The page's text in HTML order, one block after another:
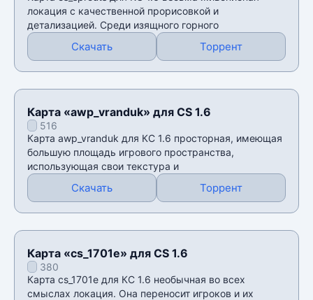
локация с качественной прорисовкой и
детализацией. Среди изящного горного
Скачать Торрент
Карта «awp_vranduk» для CS 1.6
516
Карта awp_vranduk для КС 1.6 просторная, имеющая
большую площадь игрового пространства,
использующая свои текстура и
Скачать Торрент
Карта «cs_1701e» для CS 1.6
380
Карта cs_1701e для КС 1.6 необычная во всех
смыслах локация. Она переносит игроков и их